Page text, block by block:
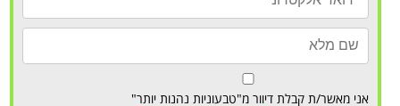
אני מאשר/ת קבלת דיוור מ"טבעוניות נהנות יותר"